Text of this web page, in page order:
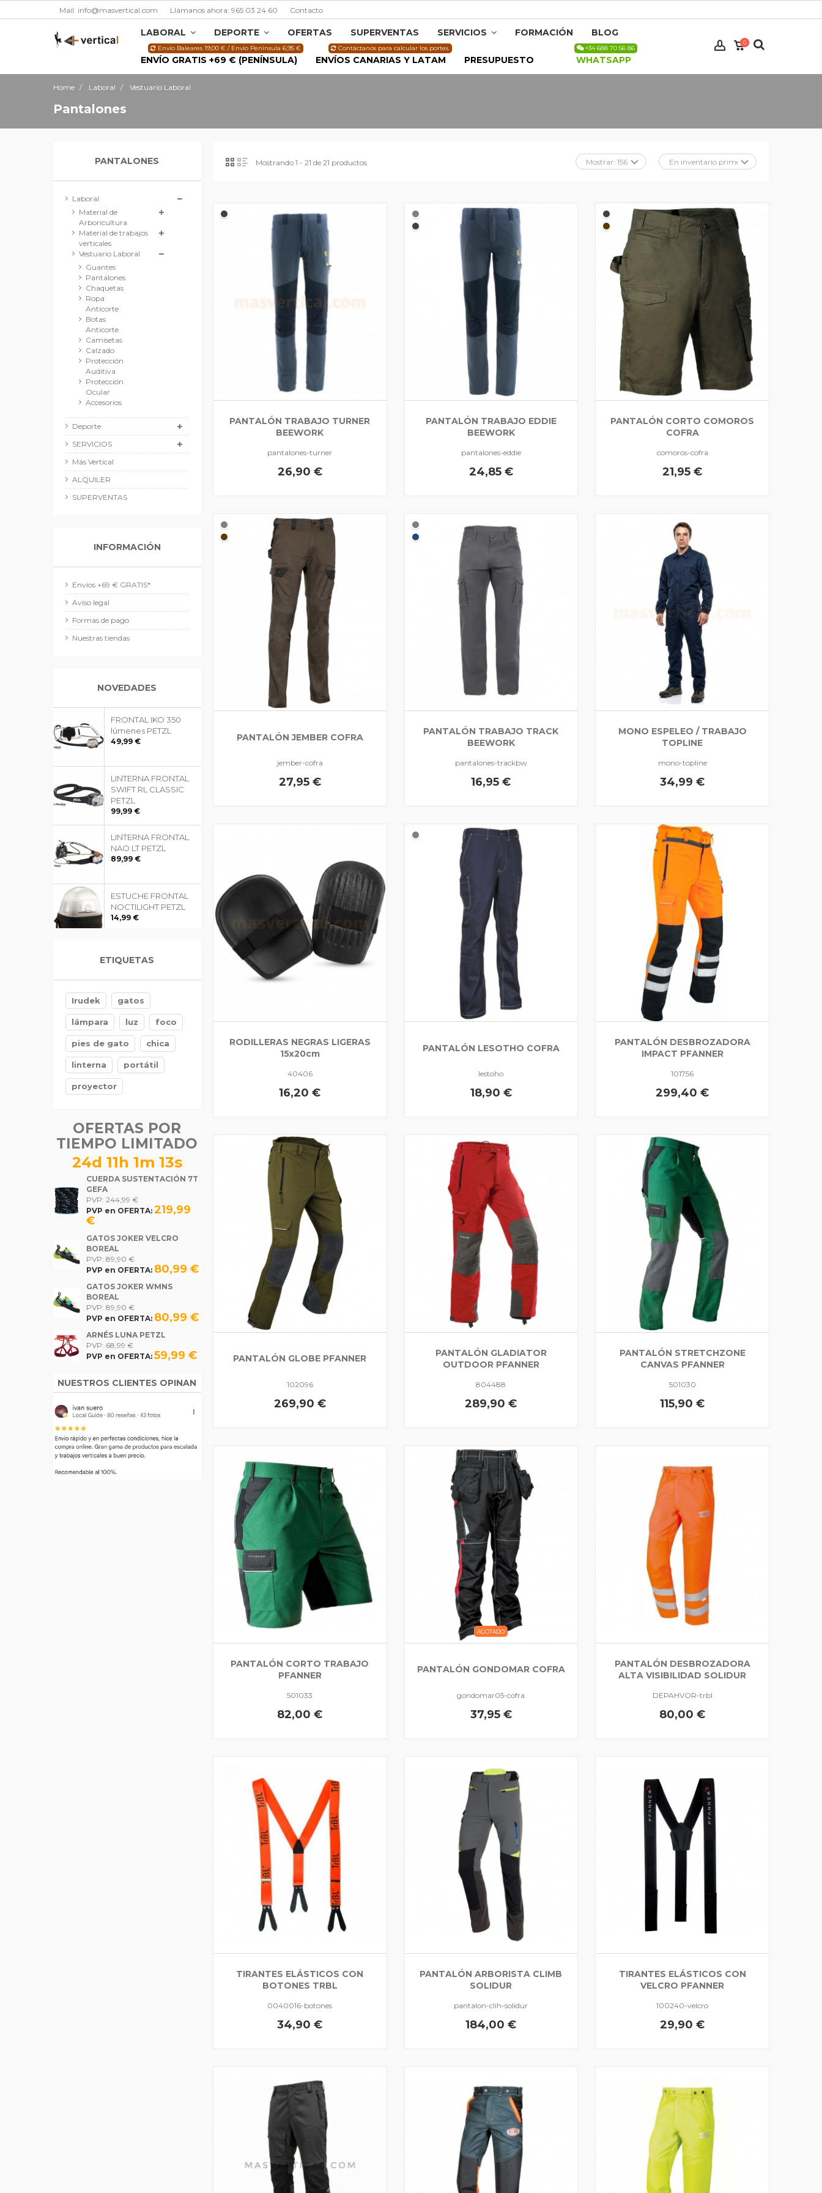
Mail: info@masvertical.com Llámanos ahora: 965 03 24 60 Contacto
LABORAL DEPORTE OFERTAS SUPERVENTAS SERVICIOS FORMACIÓN BLOG
ENVÍO GRATIS +69 € (PENÍNSULA)
Envío Baleares 19,00 € / Envío Península 6,95 €
WHATSAPP
+34 688 70 56 86
ENVÍOS CANARIAS Y LATAM
Contáctanos para calcular los portes.
PRESUPUESTO
0
Home Laboral Vestuario Laboral
Pantalones
Mostrando 1 - 21 de 21 productos
PANTALÓN TRABAJO TURNER
BEEWORK
pantalones-turner
26,90 €
PANTALÓN TRABAJO EDDIE
BEEWORK
pantalones-eddie
24,85 €
PANTALÓN CORTO COMOROS
COFRA
comoros-cofra
21,95 €
PANTALÓN JEMBER COFRA
jember-cofra
27,95 €
PANTALÓN TRABAJO TRACK
BEEWORK
pantalones-trackbw
16,95 €
MONO ESPELEO / TRABAJO
TOPLINE
mono-topline
34,99 €
RODILLERAS NEGRAS LIGERAS
15x20cm
40406
16,20 €
PANTALÓN LESOTHO COFRA
lestoho
18,90 €
PANTALÓN DESBROZADORA
IMPACT PFANNER
101756
299,40 €
PANTALÓN GLOBE PFANNER
102096
269,90 €
PANTALÓN GLADIATOR
OUTDOOR PFANNER
804488
289,90 €
PANTALÓN STRETCHZONE
CANVAS PFANNER
501030
115,90 €
PANTALÓN CORTO TRABAJO
PFANNER
501033
82,00 €
AGOTADO
PANTALÓN GONDOMAR COFRA
gondomar05-cofra
37,95 €
PANTALÓN DESBROZADORA
ALTA VISIBILIDAD SOLIDUR
DEPAHVOR-trbl
80,00 €
TIRANTES ELÁSTICOS CON
BOTONES TRBL
0040016-botones
34,90 €
PANTALÓN ARBORISTA CLIMB
SOLIDUR
pantalon-clih-solidur
184,00 €
TIRANTES ELÁSTICOS CON
VELCRO PFANNER
100240-velcro
29,90 €
PANTALONES
Laboral
Material de
Arboricultura
Material de trabajos
verticales
Vestuario Laboral
Guantes
Pantalones
Chaquetas
Ropa
Anticorte
Botas
Anticorte
Camisetas
Calzado
Protección
Auditiva
Protección
Ocular
Accesorios
Deporte
SERVICIOS
Más Vertical
ALQUILER
SUPERVENTAS
INFORMACIÓN
Envíos +69 € GRATIS*
Aviso legal
Formas de pago
Nuestras tiendas
NOVEDADES
FRONTAL IKO 350
lúmenes PETZL
49,99 €
LINTERNA FRONTAL
SWIFT RL CLASSIC
PETZL
99,99 €
LINTERNA FRONTAL
NAO LT PETZL
89,99 €
ESTUCHE FRONTAL
NOCTILIGHT PETZL
14,99 €
FORESTER'S
ETIQUETAS
Irudek gatos
lámpara luz foco
pies de gato chica
linterna portátil
proyector
OFERTAS POR
TIEMPO LIMITADO
24d 11h 1m 12s
CUERDA SUSTENTACIÓN 7T
GEFA
PVP: 244,99 €
PVP en OFERTA: 219,99
€
GATOS JOKER VELCRO
BOREAL
PVP: 89,90 €
PVP en OFERTA: 80,99 €
GATOS JOKER WMNS
BOREAL
PVP: 89,90 €
PVP en OFERTA: 80,99 €
ARNÉS LUNA PETZL
PVP: 68,99 €
PVP en OFERTA: 59,99 €
NUESTROS CLIENTES OPINAN